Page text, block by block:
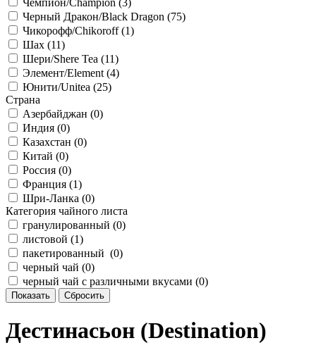
Чемпион/Сhampion (3)
Черный Дракон/Black Dragon (75)
Чикорофф/Chikoroff (1)
Шах (11)
Шери/Shere Tea (11)
Элемент/Element (4)
Юнити/Unitea (25)
Страна
Азербайджан (0)
Индия (0)
Казахстан (0)
Китай (0)
Россия (0)
Франция (1)
Шри-Ланка (0)
Категория чайного листа
гранулированный (0)
листовой (1)
пакетированный (0)
черный чай (0)
черный чай с различными вкусами (0)
Дестинасьон (Destination)